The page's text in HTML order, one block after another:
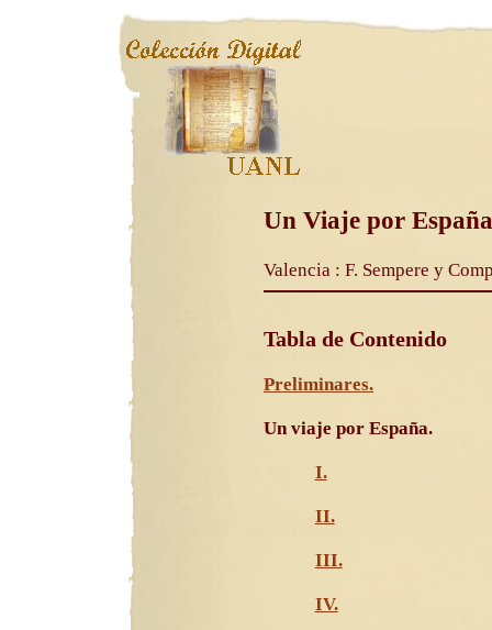
Un Viaje por España
Valencia : F. Sempere y
Tabla de Contenido
Preliminares.
Un viaje por España.
I.
II.
III.
IV.